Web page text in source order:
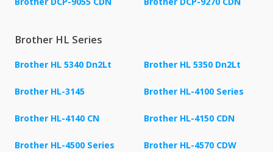
Brother HL Series
Brother HL 5340 Dn2Lt Brother HL 5350 Dn2Lt
Brother HL-3145 Brother HL-4100 Series
Brother HL-4140 CN Brother HL-4150 CDN
Brother HL-4500 Series Brother HL-4570 CDW